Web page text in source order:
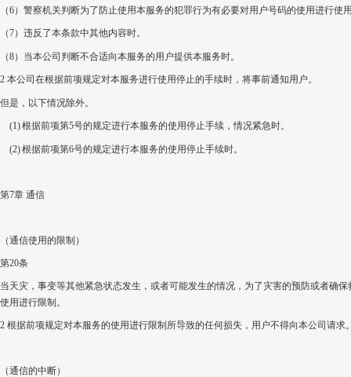
（6） 警察机关判断为了防止使用本服务的犯罪行为有必要对用户号码的使用进行使
（7） 违反了本条款中其他内容时。
（8） 当本公司判断不合适向本服务的用户提供本服务时。
2 本公司在根据前项规定对本服务进行使用停止的手续时，将事前通知用户。
但是，以下情况除外。
(1)根据前项第5号的规定进行本服务的使用停止手续，情况紧急时。
(2)根据前项第6号的规定进行本服务的使用停止手续时。
第7章 通信
（通信使用的限制）
第20条
当天灾，事变等其他紧急状态发生，或者可能发生的情况，为了灾害的预防或者确
使用进行限制。
2 根据前项规定对本服务的使用进行限制所导致的任何损失，用户不得向本公司请求
（通信的中断）